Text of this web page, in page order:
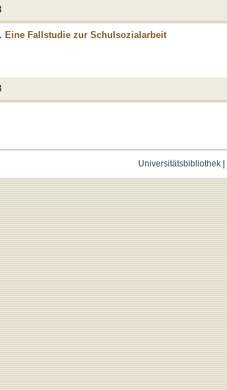
Eine Fallstudie zur Schulsozialarbeit
Universitätsbibliothek|